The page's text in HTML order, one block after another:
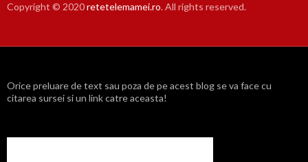
Copyright © 2020retetelemamei.ro. All rights reserved.
Orice preluare de text sau poza de pe acest blog se va face cu
citarea sursei si un link catre aceasta!